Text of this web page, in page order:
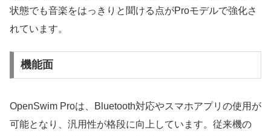
状態でも音楽をはっきりと聞ける点がProモデルで強化さ
れています。
機能面
OpenSwim Proは、Bluetooth対応やスマホアプリの使用が
可能となり、汎用性が格段に向上しています。従来機の